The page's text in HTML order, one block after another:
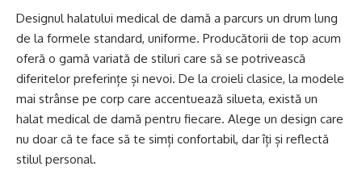
Designul halatului medical de damă a parcurs un drum lung
de la formele standard, uniforme. Producătorii de top acum
oferă o gamă variată de stiluri care să se potrivească
diferitelor preferințe și nevoi. De la croieli clasice, la modele
mai strânse pe corp care accentuează silueta, există un
halat medical de damă pentru fiecare. Alege un design care
nu doar că te face să te simți confortabil, dar îți și reflectă
stilul personal.